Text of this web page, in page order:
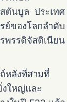
ตันบูล ประเทศ
ย์ของโลกลำดับ
รรดิจัสติเนียน
หลังที่สามที่
งใหญ่และ